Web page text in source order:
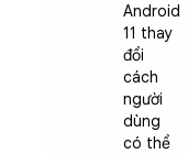
Android
11 thay
đổi
cách
người
dùng
có thể